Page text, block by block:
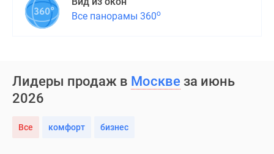
Все панорамы 360о
Лидеры продаж в Москве за июнь
2026
Все комфорт бизнес